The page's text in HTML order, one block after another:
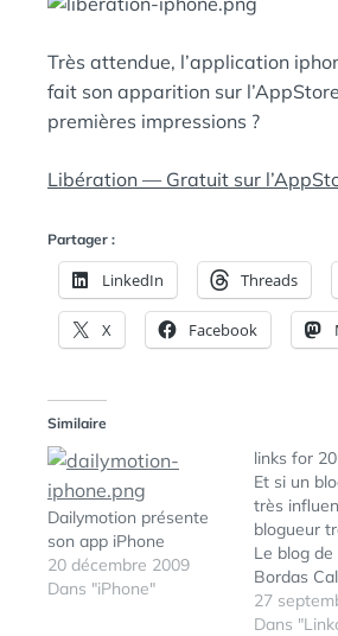
Très attendue, l’application
fait son apparition sur
premières impressions ?
Libération — Gratuit sur
Partager :
LinkedIn Threads
X Facebook
Similaire
Dailymotion présente
son app iPhone
20 décembre 2009
Dans "iPhone"
links for
Et si un
très
blogueur
Le blog de
Bordas
Blog | J'ai
tester
27
Dans